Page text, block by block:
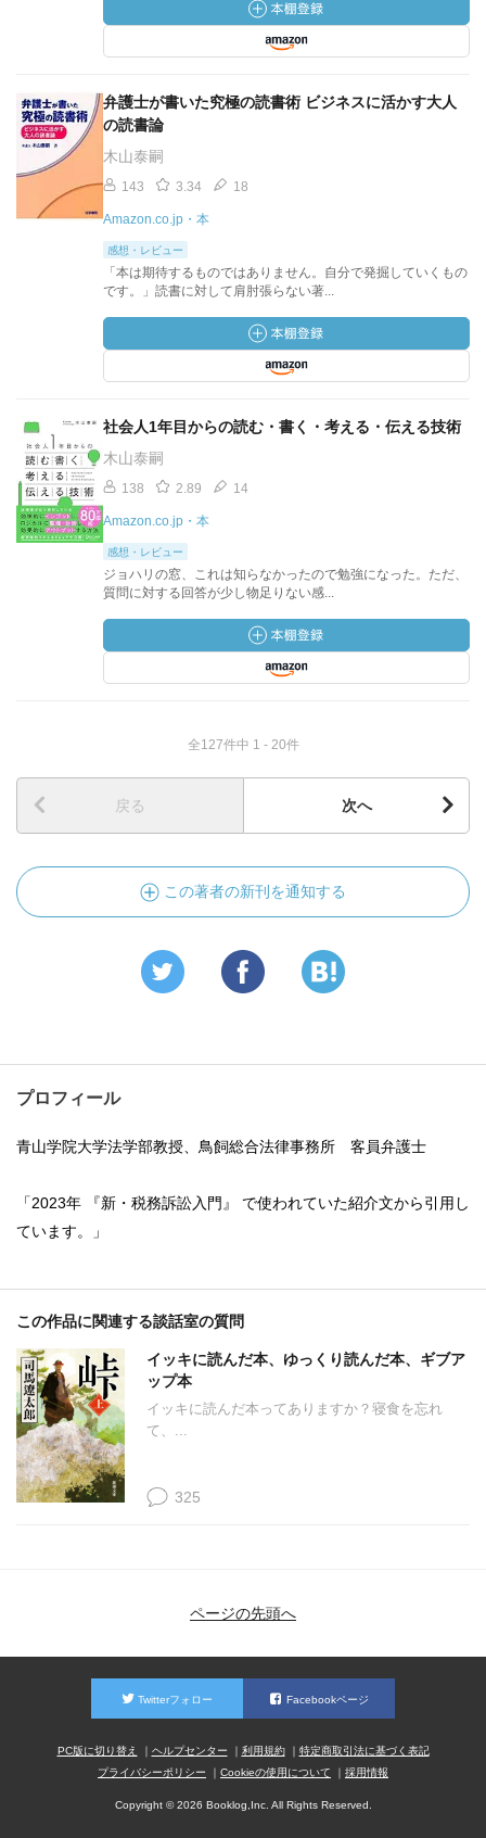
弁護士が書いた究極の読書術 ビジネスに活かす大人
の読書論
木山泰嗣
143 3.34 18
Amazon.co.jp・本
感想・レビュー
「本は期待するものではありません。自分で発掘していくもの
です。」読書に対して肩肘張らない著...
社会人1年目からの読む・書く・考える・伝える技術
木山泰嗣
138 2.89 14
Amazon.co.jp・本
感想・レビュー
ジョハリの窓、これは知らなかったので勉強になった。ただ、
質問に対する回答が少し物足りない感...
全127件中 1 - 20件
戻る 次へ
この著者の新刊を通知する
プロフィール
青山学院大学法学部教授、鳥飼総合法律事務所 客員弁護士
「2023年 『新・税務訴訟入門』 で使われていた紹介文から引用し
ています。」
この作品に関連する談話室の質問
イッキに読んだ本、ゆっくり読んだ本、ギブア
ップ本
イッキに読んだ本ってありますか？寝食を忘れ
て、...
325
ページの先頭へ
Twitterフォロー Facebookページ
PC版に切り替え ヘルプセンター 利用規約
特定商取引法に基づく表記
プライバシーポリシー
Cookieの使用について 採用情報
Copyright © 2026 Booklog,Inc. All Rights Reserved.